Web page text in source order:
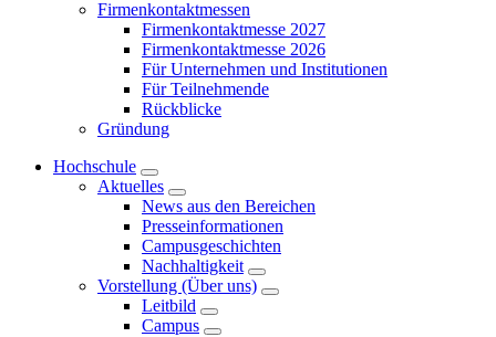
Firmenkontaktmessen
Firmenkontaktmesse 2027
Firmenkontaktmesse 2026
Für Unternehmen und Institutionen
Für Teilnehmende
Rückblicke
Gründung
Hochschule
Aktuelles
News aus den Bereichen
Presseinformationen
Campusgeschichten
Nachhaltigkeit
Vorstellung (Über uns)
Leitbild
Campus